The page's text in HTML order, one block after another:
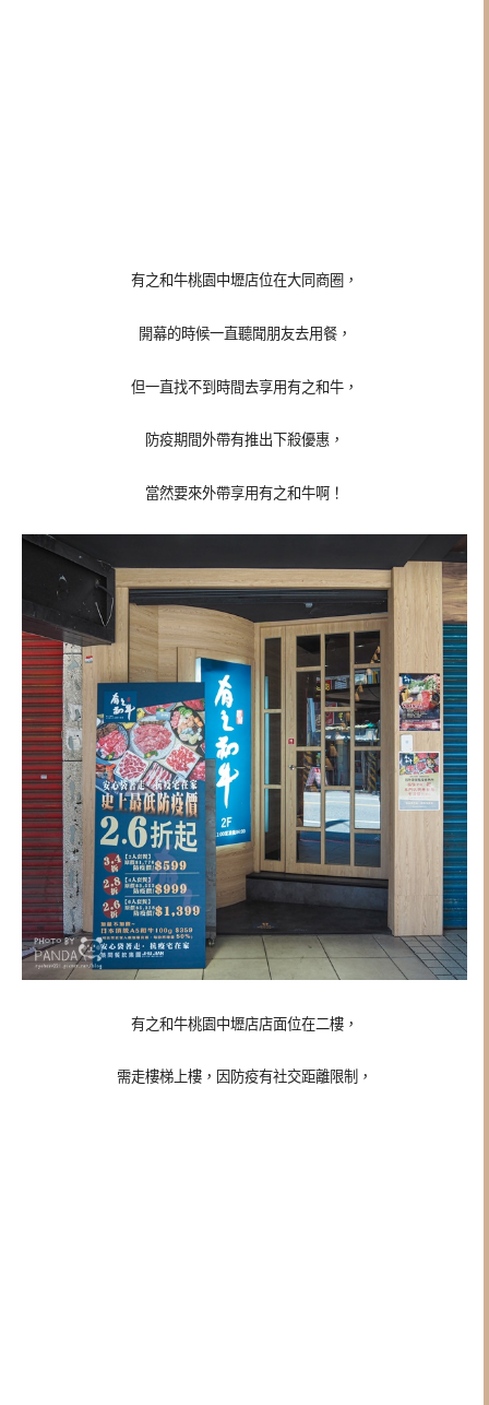
有之和牛桃園中壢店位在大同商圈，
開幕的時候一直聽聞朋友去用餐，
但一直找不到時間去享用有之和牛，
防疫期間外帶有推出下殺優惠，
當然要來外帶享用有之和牛啊！
有之和牛桃園中壢店店面位在二樓，
需走樓梯上樓，因防疫有社交距離限制，